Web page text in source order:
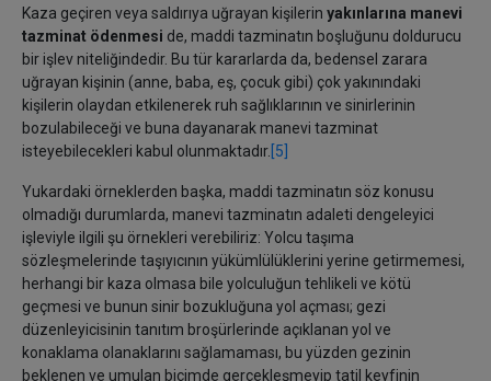
Kaza geçiren veya saldırıya uğrayan kişilerin yakınlarına manevi
tazminat ödenmesi de, maddi tazminatın boşluğunu doldurucu
bir işlev niteliğindedir. Bu tür kararlarda da, bedensel zarara
uğrayan kişinin (anne, baba, eş, çocuk gibi) çok yakınındaki
kişilerin olaydan etkilenerek ruh sağlıklarının ve sinirlerinin
bozulabileceği ve buna dayanarak manevi tazminat
isteyebilecekleri kabul olunmaktadır. [5]
Yukardaki örneklerden başka, maddi tazminatın söz konusu
olmadığı durumlarda, manevi tazminatın adaleti dengeleyici
işleviyle ilgili şu örnekleri verebiliriz: Yolcu taşıma
sözleşmelerinde taşıyıcının yükümlülüklerini yerine getirmemesi,
herhangi bir kaza olmasa bile yolculuğun tehlikeli ve kötü
geçmesi ve bunun sinir bozukluğuna yol açması; gezi
düzenleyicisinin tanıtım broşürlerinde açıklanan yol ve
konaklama olanaklarını sağlamaması, bu yüzden gezinin
beklenen ve umulan biçimde gerçekleşmeyip tatil keyfinin